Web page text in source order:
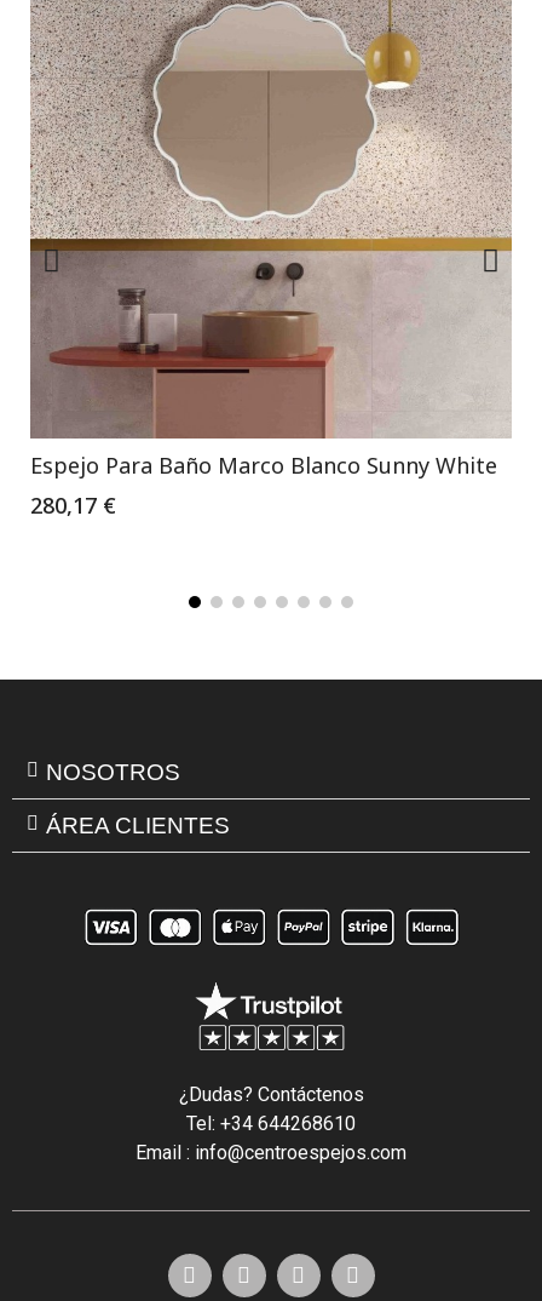
Espejo Para Baño Marco Blanco Sunny White
280,17 €
NOSOTROS
ÁREA CLIENTES
¿Dudas? Contáctenos
Tel: +34 644268610
Email : info@centroespejos.com